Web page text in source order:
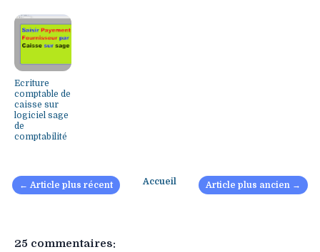
Ecriture
comptable de
caisse sur
logiciel sage
de
comptabilité
← Article plus récent Article plus ancien →
Accueil
25 commentaires: